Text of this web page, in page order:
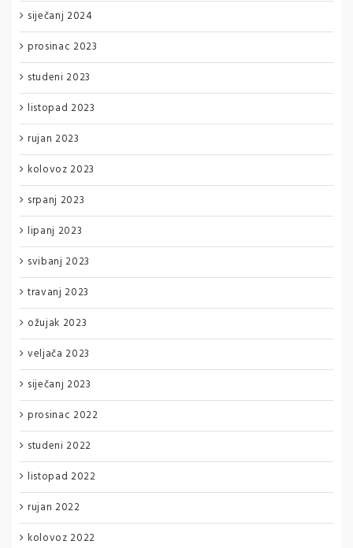
siječanj 2024
prosinac 2023
studeni 2023
listopad 2023
rujan 2023
kolovoz 2023
srpanj 2023
lipanj 2023
svibanj 2023
travanj 2023
ožujak 2023
veljača 2023
siječanj 2023
prosinac 2022
studeni 2022
listopad 2022
rujan 2022
kolovoz 2022